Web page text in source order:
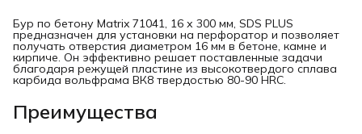
Бур по бетону Matrix 71041, 16 х 300 мм, SDS PLUS
предназначен для установки на перфоратор и позволяет
получать отверстия диаметром 16 мм в бетоне, камне и
кирпиче. Он эффективно решает поставленные задачи
благодаря режущей пластине из высокотвердого сплава
карбида вольфрама ВК8 твердостью 80-90 HRC.
Преимущества